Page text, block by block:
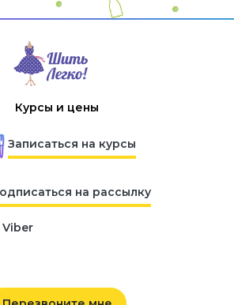
Курсы и цены
Записаться на курсы
на рассылку
Viber